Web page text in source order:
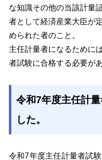
な知識その他の当該計量
者として経済産業大臣が
められた者のこと。
主任計量者になるために
者試験に合格する必要が
令和7年度主任計
した。
令和7年度主任計量者試